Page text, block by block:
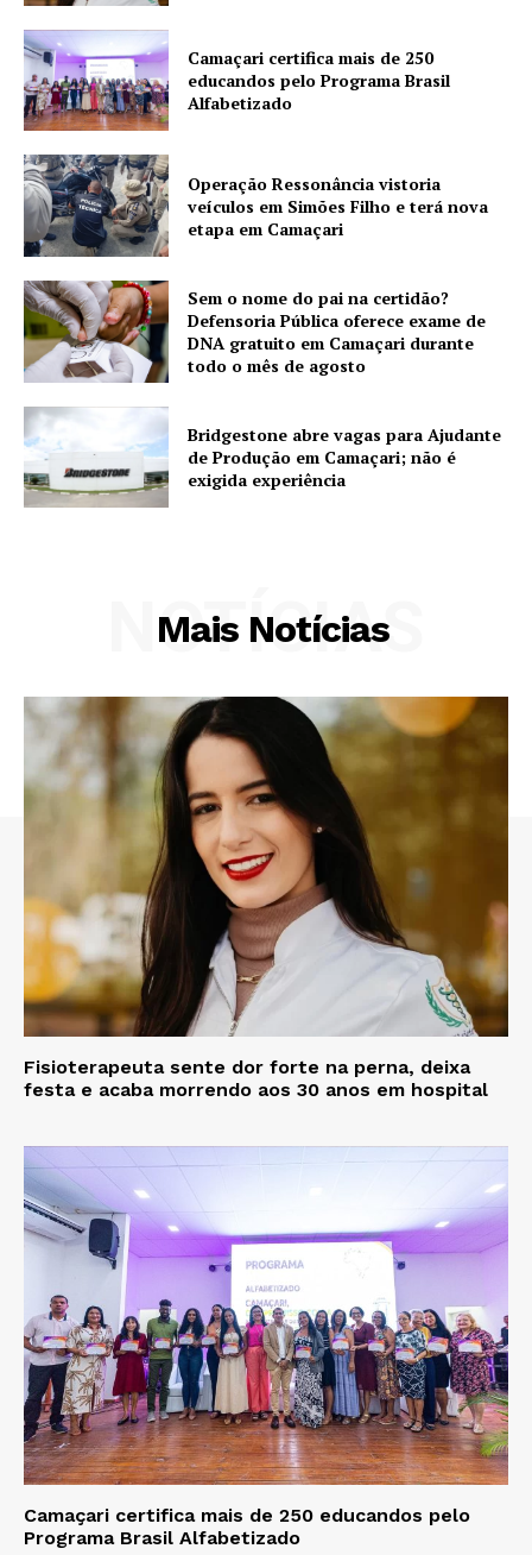
Camaçari certifica mais de 250
educandos pelo Programa Brasil
Alfabetizado
Operação Ressonância vistoria
veículos em Simões Filho e terá nova
etapa em Camaçari
Sem o nome do pai na certidão?
Defensoria Pública oferece exame de
DNA gratuito em Camaçari durante
todo o mês de agosto
Bridgestone abre vagas para Ajudante
de Produção em Camaçari; não é
exigida experiência
Mais Notícias
NOTÍCIAS
Fisioterapeuta sente dor forte na perna, deixa
festa e acaba morrendo aos 30 anos em hospital
Camaçari certifica mais de 250 educandos pelo
Programa Brasil Alfabetizado